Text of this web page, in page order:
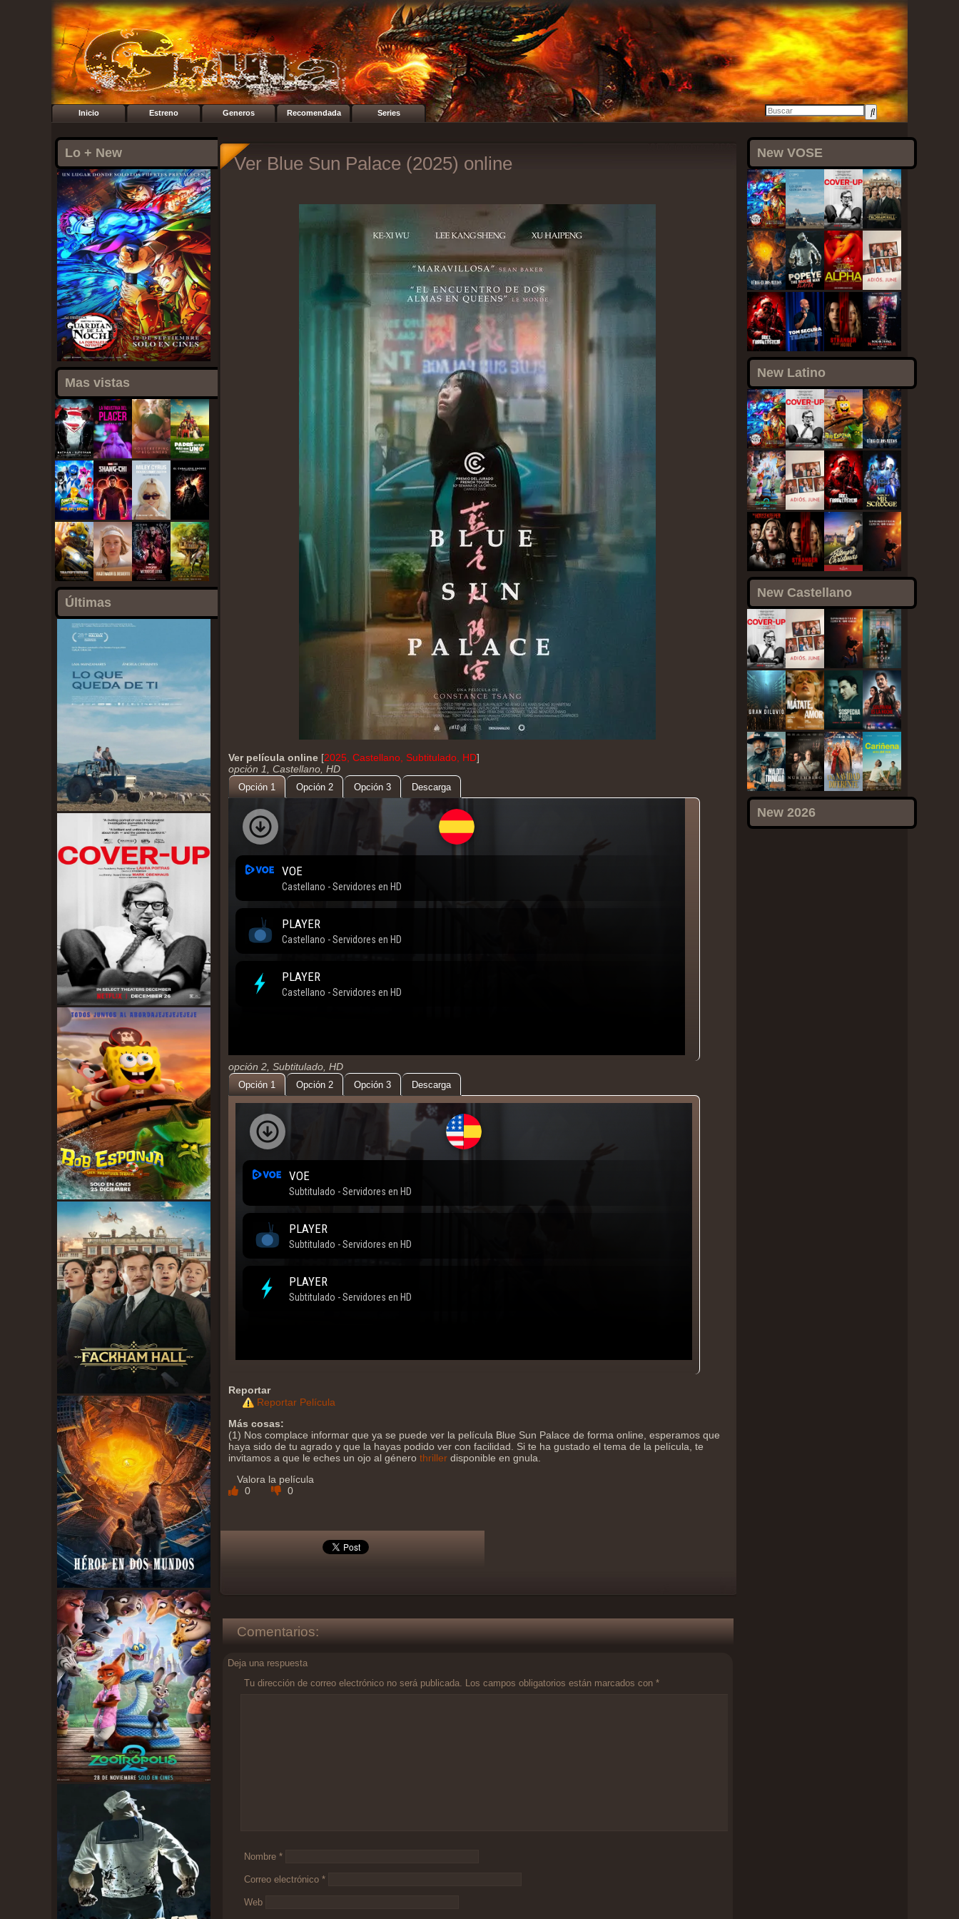
Inicio Estreno Generos Recomendada Series
Lo + New
Mas vistas
Últimas
New VOSE
New Latino
New Castellano
New 2026
Ver Blue Sun Palace (2025) online
Ver película online [2025, Castellano, Subtitulado, HD]
opción 1, Castellano, HD
Opción 1 Opción 2 Opción 3 Descarga
opción 2, Subtitulado, HD
Opción 1 Opción 2 Opción 3 Descarga
Reportar
Reportar Película
Más cosas:
(1) Nos complace informar que ya se puede ver la película Blue Sun Palace de forma online, esperamos que
haya sido de tu agrado y que la hayas podido ver con facilidad. Si te ha gustado el tema de la película, te
invitamos a que le eches un ojo al género thriller disponible en gnula.
Valora la película
0
0
Comentarios:
Deja una respuesta
Tu dirección de correo electrónico no será publicada. Los campos obligatorios están marcados con *
Nombre *
Correo electrónico *
Web